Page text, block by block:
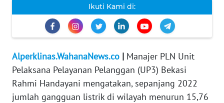
Ikuti Kami di:
Alperklinas.WahanaNews.co | Manajer PLN Unit
Pelaksana Pelayanan Pelanggan (UP3) Bekasi
Rahmi Handayani mengatakan, sepanjang 2022
jumlah gangguan listrik di wilayah menurun 15,76
PEDOMAN
SIBER
REDAKSI
KARIR